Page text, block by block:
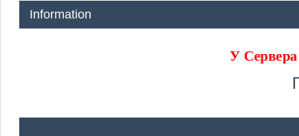
Information
У